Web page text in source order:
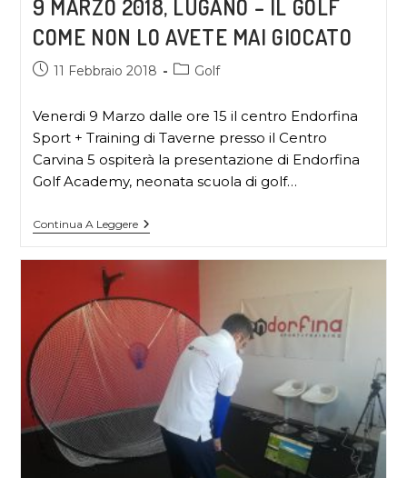
9 MARZO 2018, LUGANO – IL GOLF
COME NON LO AVETE MAI GIOCATO
11 Febbraio 2018 Golf
Venerdi 9 Marzo dalle ore 15 il centro Endorfina
Sport + Training di Taverne presso il Centro
Carvina 5 ospiterà la presentazione di Endorfina
Golf Academy, neonata scuola di golf…
Continua A Leggere